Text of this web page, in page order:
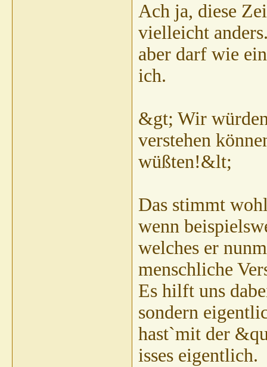
Ach ja, diese
vielleicht
aber darf wie
ich.
&gt; Wir
verstehen
wüßten!&lt;
Das stimmt
wenn
welches er
menschliche
Es hilft uns
sondern
hast`mit der
isses eigentlich.